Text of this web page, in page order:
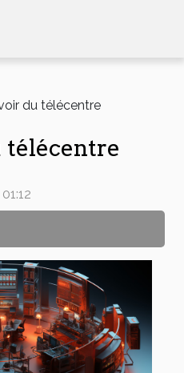
du télécentre
télécentre